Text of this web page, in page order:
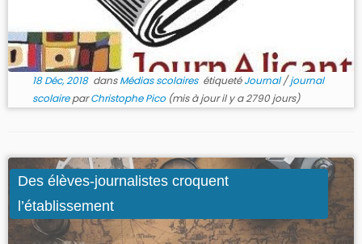
18 Déc, 2018dansMédias scolaires étiquetéJournal/journal
scolaireparChristophe Pico(mis à jour il y a 2790 jours)
Des élèves-journalistes croquent
l’établissement